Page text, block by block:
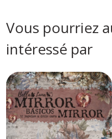
Vous pourriez
intéressé par